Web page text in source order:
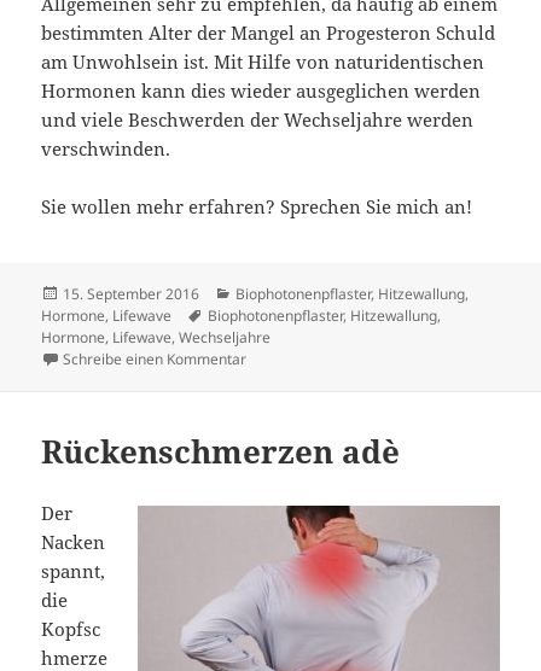
bestimmten Alter der Mangel an Progesteron Schuld
am Unwohlsein ist. Mit Hilfe von naturidentischen
Hormonen kann dies wieder ausgeglichen werden
und viele Beschwerden der Wechseljahre werden
verschwinden.
Sie wollen mehr erfahren? Sprechen Sie mich an!
Veröffentlicht
am
15. September 2016 Kategorien
Biophotonenpflaster, Hitzewallung,
Hormone, Lifewave Schlagwörter
Biophotonenpflaster, Hitzewallung,
Hormone, Lifewave,Wechseljahre
Schreibe einen Kommentarzu Hitzewallungen im Sommer
Rückenschmerzen adè
Der
Nacken
spannt,
die
Kopfsc
hmerze